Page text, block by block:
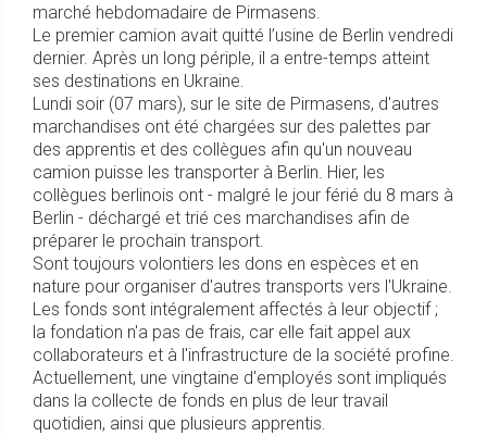
marché hebdomadaire de Pirmasens.
Le premier camion avait quitté l’usine de Berlin vendredi
dernier. Après un long périple, il a entre-temps atteint
ses destinations en Ukraine.
Lundi soir (07 mars), sur le site de Pirmasens, d'autres
marchandises ont été chargées sur des palettes par
des apprentis et des collègues afin qu'un nouveau
camion puisse les transporter à Berlin. Hier, les
collègues berlinois ont - malgré le jour férié du 8 mars à
Berlin - déchargé et trié ces marchandises afin de
préparer le prochain transport.
Sont toujours volontiers les dons en espèces et en
nature pour organiser d'autres transports vers l'Ukraine.
Les fonds sont intégralement affectés à leur objectif ;
la fondation n'a pas de frais, car elle fait appel aux
collaborateurs et à l'infrastructure de la société profine.
Actuellement, une vingtaine d'employés sont impliqués
dans la collecte de fonds en plus de leur travail
quotidien, ainsi que plusieurs apprentis.